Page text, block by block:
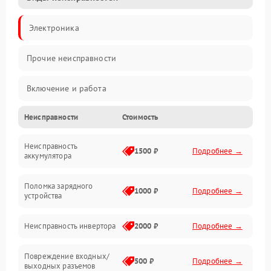
Электроника
Прочие неисправности
Включение и работа
Работа с нагрузкой
Звук и индикация
Неисправности Стоимость
Неисправность
аккумулятора
1500 ₽ Подробнее →
Поломка зарядного
устройства
1000 ₽ Подробнее →
Неисправность инвертора 2000 ₽ Подробнее →
Повреждение входных/
выходных разъемов
500 ₽ Подробнее →